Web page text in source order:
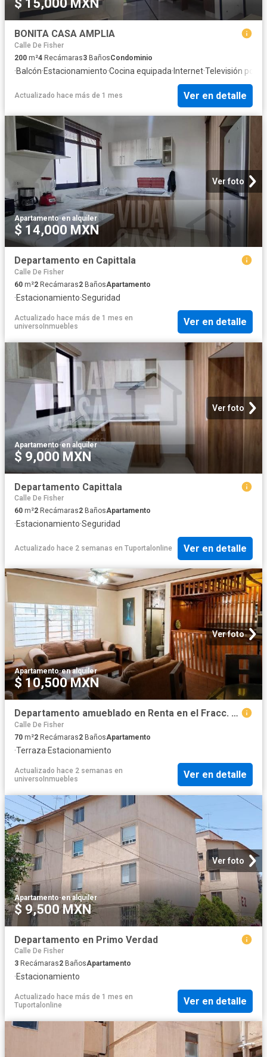
$ 15,000 MXN
BONITA CASA AMPLIA
Calle De Fisher
200 m²4 Recámaras3 BañosCondominio
·Balcón·Estacionamiento·Cocina equipada· Internet·Televisión por
Actualizado hace más de 1 mes Ver en detalle
Ver foto
Apartamento·en alquiler
$ 14,000 MXN
Departamento en Capittala
Calle De Fisher
60 m²2 Recámaras2 BañosApartamento
·Estacionamiento·Seguridad
Actualizado hace más de 1 mes en
universoInmuebles
Ver en detalle
Ver foto
Apartamento·en alquiler
$ 9,000 MXN
Departamento Capittala
Calle De Fisher
60 m²2 Recámaras2 BañosApartamento
·Estacionamiento·Seguridad
Actualizado hace 2 semanas en Tuportalonline Ver en detalle
Ver foto
Apartamento·en alquiler
$ 10,500 MXN
Departamento amueblado en Renta en el Fracc. Del Valle al Poniente de la Ciudad de Aguascalientes
Calle De Fisher
70 m²2 Recámaras2 BañosApartamento
·Terraza·Estacionamiento
Actualizado hace 2 semanas en
universoInmuebles
Ver en detalle
Ver foto
Apartamento·en alquiler
$ 9,500 MXN
Departamento en Primo Verdad
Calle De Fisher
3 Recámaras2 BañosApartamento
·Estacionamiento
Actualizado hace más de 1 mes en
Tuportalonline
Ver en detalle